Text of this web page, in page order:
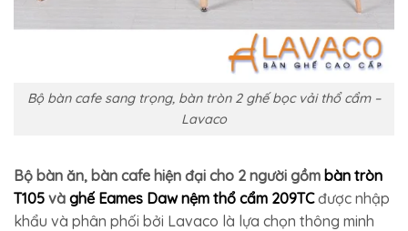
Bộ bàn cafe sang trọng, bàn tròn 2 ghế bọc vải thổ cẩm –
Lavaco
Bộ bàn ăn, bàn cafe hiện đại cho 2 người gồm bàn tròn
T105 và ghế Eames Daw nệm thổ cẩm 209TCđược nhập
khẩu và phân phối bởi Lavaco là lựa chọn thông minh